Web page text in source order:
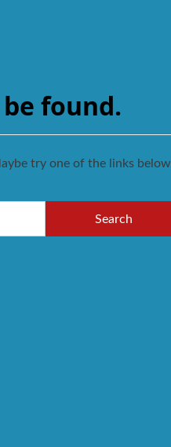
be found.
try one of the links below